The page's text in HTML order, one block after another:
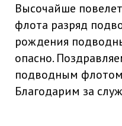
Высочайше
флота разряд
рождения
опасно.
подводным флотом
Благодарим за